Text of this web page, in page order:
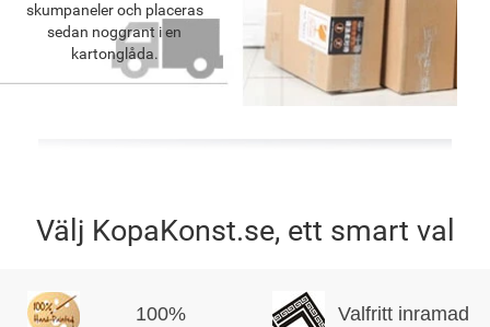
skumpaneler och placeras
sedan noggrant i en
kartonglåda.
Välj KopaKonst.se, ett smart val
100% Valfritt inramad